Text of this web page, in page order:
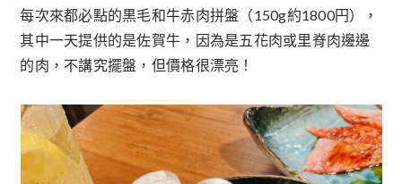
每次來都必點的黒毛和牛赤肉拼盤（150g約1800円），
其中一天提供的是佐賀牛，因為是五花肉或里脊肉邊邊
的肉，不講究擺盤，但價格很漂亮！